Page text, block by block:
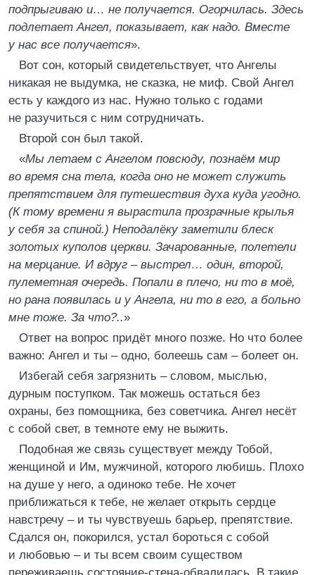
подпрыгиваю и… не получается. Огорчилась. Здесь
подлетает Ангел, показывает, как надо. Вместе
у нас все получается».
Вот сон, который свидетельствует, что Ангелы
никакая не выдумка, не сказка, не миф. Свой Ангел
есть у каждого из нас. Нужно только с годами
не разучиться с ним сотрудничать.
Второй сон был такой.
«Мы летаем с Ангелом повсюду, познаём мир
во время сна тела, когда оно не может служить
препятствием для путешествия духа куда угодно.
(К тому времени я вырастила прозрачные крылья
у себя за спиной.) Неподалёку заметили блеск
золотых куполов церкви. Зачарованные, полетели
на мерцание. И вдруг – выстрел… один, второй,
пулеметная очередь. Попали в плечо, ни то в моё,
но рана появилась и у Ангела, ни то в его, а больно
мне тоже. За что?..»
Ответ на вопрос придёт много позже. Но что более
важно: Ангел и ты – одно, болеешь сам – болеет он.
Избегай себя загрязнить – словом, мыслью,
дурным поступком. Так можешь остаться без
охраны, без помощника, без советчика. Ангел несёт
с собой свет, в темноте ему не выжить.
Подобная же связь существует между Тобой,
женщиной и Им, мужчиной, которого любишь. Плохо
на душе у него, а одиноко тебе. Не хочет
приближаться к тебе, не желает открыть сердце
навстречу – и ты чувствуешь барьер, препятствие.
Сдался он, покорился, устал бороться с собой
и любовью – и ты всем своим существом